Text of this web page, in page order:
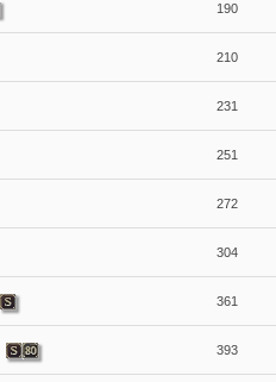
190
210
231
251
272
304
361
393